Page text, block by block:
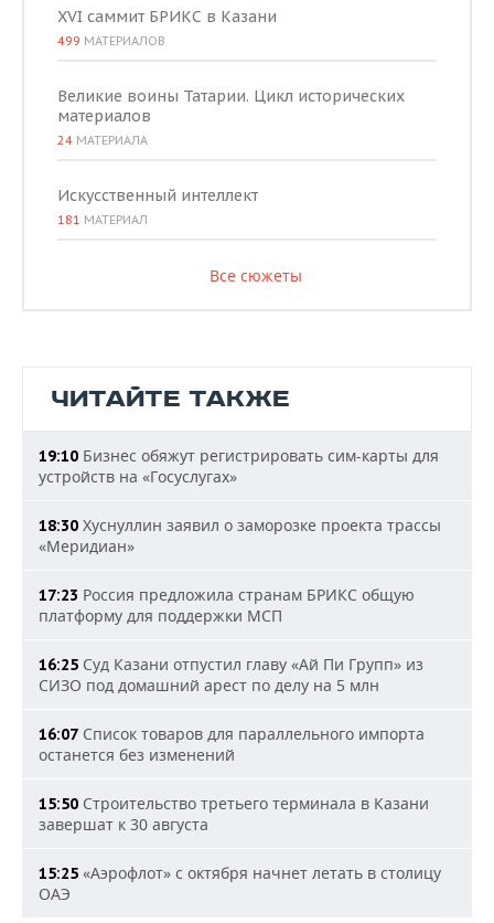
XVI саммит БРИКС в Казани
499 МАТЕРИАЛОВ
Великие воины Татарии. Цикл исторических
материалов
24 МАТЕРИАЛА
Искусственный интеллект
181 МАТЕРИАЛ
Все сюжеты
ЧИТАЙТЕ ТАКЖЕ
19:10 Бизнес обяжут регистрировать сим-карты для
устройств на «Госуслугах»
18:30 Хуснуллин заявил о заморозке проекта трассы
«Меридиан»
17:23 Россия предложила странам БРИКС общую
платформу для поддержки МСП
16:25 Суд Казани отпустил главу «Ай Пи Групп» из
СИЗО под домашний арест по делу на 5 млн
16:07 Список товаров для параллельного импорта
останется без изменений
15:50 Строительство третьего терминала в Казани
завершат к 30 августа
15:25 «Аэрофлот» с октября начнет летать в столицу
ОАЭ